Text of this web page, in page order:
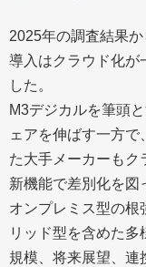
2025年の調査結果
導入はクラウド化が
した。
M3デジカルを筆頭
ェアを伸ばす一方
た大手メーカーもク
新機能で差別化を図
オンプレミス型の根
リッド型を含めた
規模、将来展望、連